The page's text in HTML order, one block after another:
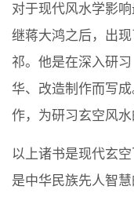
对于现代风水学影
继蒋大鸿之后，出
祁。他是在深入研
华、改造制作而写
作，为研习玄空风水
以上诸书是现代玄
是中华民族先人智慧